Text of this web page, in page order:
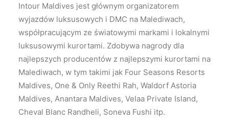
Intour Maldives jest głównym organizatorem
wyjazdów luksusowych i DMC na Malediwach,
współpracującym ze światowymi markami i lokalnymi
luksusowymi kurortami. Zdobywa nagrody dla
najlepszych producentów z najlepszymi kurortami na
Malediwach, w tym takimi jak Four Seasons Resorts
Maldives, One & Only Reethi Rah, Waldorf Astoria
Maldives, Anantara Maldives, Velaa Private Island,
Cheval Blanc Randheli, Soneva Fushi itp.